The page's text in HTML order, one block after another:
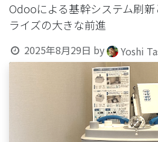
Odooによる基幹システム刷
ライズの大きな前進
2025年8月29日 by Yoshi